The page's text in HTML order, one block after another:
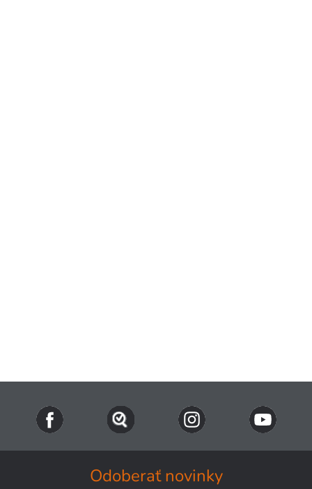
Odoberať novinky